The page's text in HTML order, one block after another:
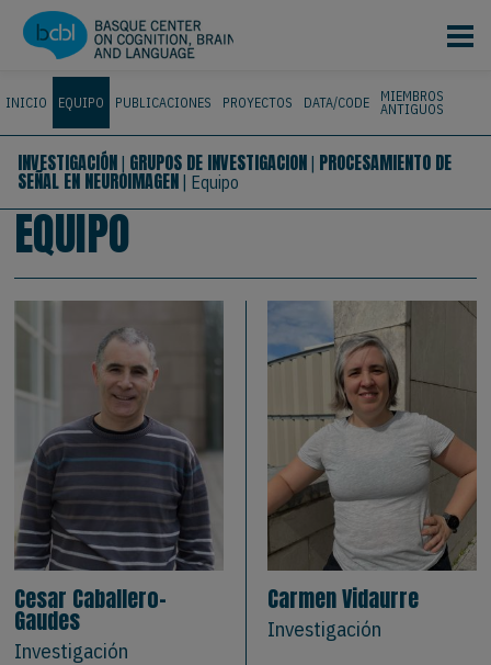
Pasar al contenido principal
INICIO EQUIPO PUBLICACIONES PROYECTOS DATA/CODE
MIEMBROS
ANTIGUOS
INVESTIGACIÓN GRUPOS DE INVESTIGACION PROCESAMIENTO DE
SEÑAL EN NEUROIMAGEN Equipo
EQUIPO
Cesar Caballero-
Gaudes
Investigación
Carmen Vidaurre
Investigación